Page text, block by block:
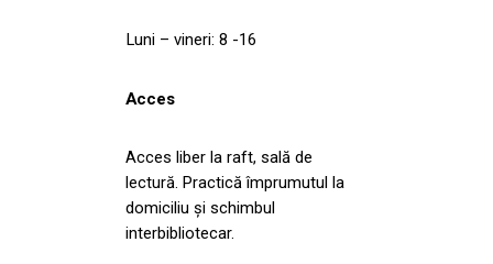
Luni – vineri: 8 -16
Acces
Acces liber la raft, sală de
lectură. Practică împrumutul la
domiciliu şi schimbul
interbibliotecar.